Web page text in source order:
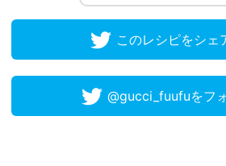
このレシピをシェ
@gucci_fuufuをフ